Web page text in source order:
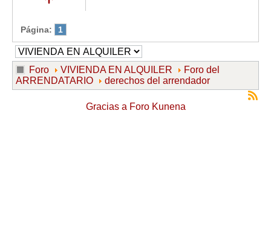
Página: 1
Foro VIVIENDA EN ALQUILER
Foro del
ARRENDATARIO
derechos del arrendador
Gracias a Foro Kunena